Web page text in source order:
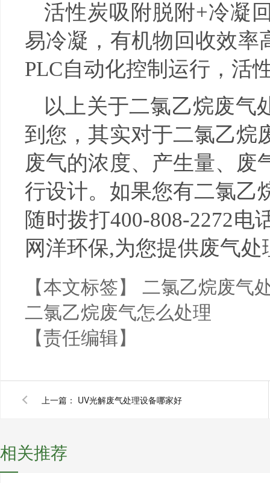
活性炭吸附脱附+冷凝
易冷凝，有机物回收效率
PLC自动化控制运行，活
以上关于二氯乙烷废气
到您，其实对于二氯乙烷
废气的浓度、产生量、废
行设计。如果您有二氯乙
随时拨打400-808-2272
网洋环保,为您提供废气
【本文标签】 二氯乙烷废气
二氯乙烷废气怎么处理
【责任编辑】
上一篇： UV光解废气处理设备哪家好
相关推荐